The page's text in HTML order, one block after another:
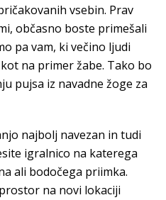
vsebin. Prav
občasno boste primešali
pa vam, ki večino ljudi
na primer žabe. Tako bo
pujsa iz navadne žoge za
najbolj navezan in tudi
igralnico na katerega
ali bodočega priimka.
na novi lokaciji